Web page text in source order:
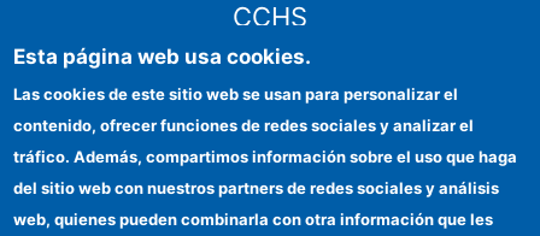
CCHS
Institutional identity
FEDER funds
Esta página web usa cookies.
Las cookies de este sitio web se usan para personalizar el
contenido, ofrecer funciones de redes sociales y analizar el
tráfico. Además, compartimos información sobre el uso que haga
del sitio web con nuestros partners de redes sociales y análisis
web, quienes pueden combinarla con otra información que les